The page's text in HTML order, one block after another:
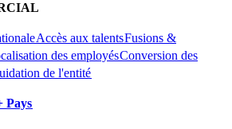
Accès aux talents​​Fusions &
des employés​​Conversion des
de l'entité​​
Pays​​